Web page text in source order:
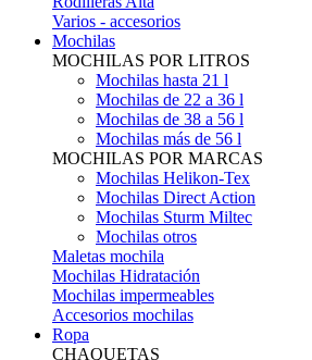
Varios - accesorios
Mochilas
MOCHILAS POR LITROS
Mochilas hasta 21 l
Mochilas de 22 a 36 l
Mochilas de 38 a 56 l
Mochilas más de 56 l
MOCHILAS POR MARCAS
Mochilas Helikon-Tex
Mochilas Direct Action
Mochilas Sturm Miltec
Mochilas otros
Maletas mochila
Mochilas Hidratación
Mochilas impermeables
Accesorios mochilas
Ropa
CHAQUETAS